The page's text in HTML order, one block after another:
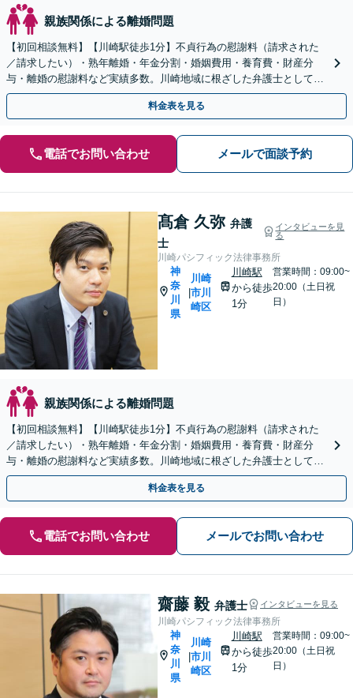
親族関係による離婚問題
【初回相談無料】【川崎駅徒歩1分】不貞行為の慰謝料（請求された
／請求したい）・熟年離婚・年金分割・婚姻費用・養育費・財産分
与・離婚の慰謝料など実績多数。川崎地域に根ざした弁護士として、
あなたの人生の再スタートを全力で後押しします。
料金表を見る
電話でお問い合わせ メールで面談予約
髙倉 久弥 弁護
士
インタビューを見
る
川崎パシフィック法律事務所
神
奈
川
県
|
川崎
市川
崎区
川崎駅
から徒歩
1分
営業時間：09:00~
20:00（土日祝
日）
親族関係による離婚問題
【初回相談無料】【川崎駅徒歩1分】不貞行為の慰謝料（請求された
／請求したい）・熟年離婚・年金分割・婚姻費用・養育費・財産分
与・離婚の慰謝料など実績多数。川崎地域に根ざした弁護士として、
あなたの人生の再スタートを全力で後押しします。
料金表を見る
電話でお問い合わせ メールでお問い合わせ
齋藤 毅 弁護士 インタビューを見る
川崎パシフィック法律事務所
神
奈
川
県
|
川崎
市川
崎区
川崎駅
から徒歩
1分
営業時間：09:00~
20:00（土日祝
日）